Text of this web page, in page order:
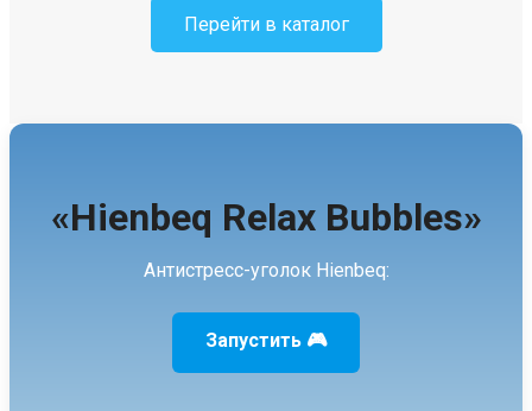
Перейти в каталог
«Hienbeq Relax Bubbles»
Антистресс-уголок Hienbeq:
Запустить 🎮